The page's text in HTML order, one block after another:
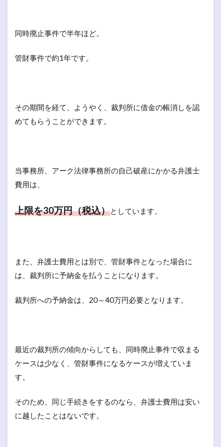
同時廃止事件で半年ほど。
管財事件で約1年です。
その期間を経て、ようやく、裁判所に借金の帳消しを認
めてもらうことができます。
当事務所、アーク法律事務所の自己破産にかかる弁護士
費用は、
上限を30万円（税込）としています。
また、弁護士費用とは別で、管財事件となった場合に
は、裁判所に予納金を払うことになります。
裁判所への予納金は、20～40万円必要となります。
最近の裁判所の傾向からしても、同時廃止事件で収まる
ケースは少なく、管財事件になるケースが増えていま
す。
そのため、同じ手続きをするのなら、弁護士費用は安い
に越したことはないです。